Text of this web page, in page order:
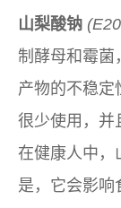
山梨酸钠
制酵母和霉菌
产物的不稳定
很少使用，并
在健康人中，
是，它会影响